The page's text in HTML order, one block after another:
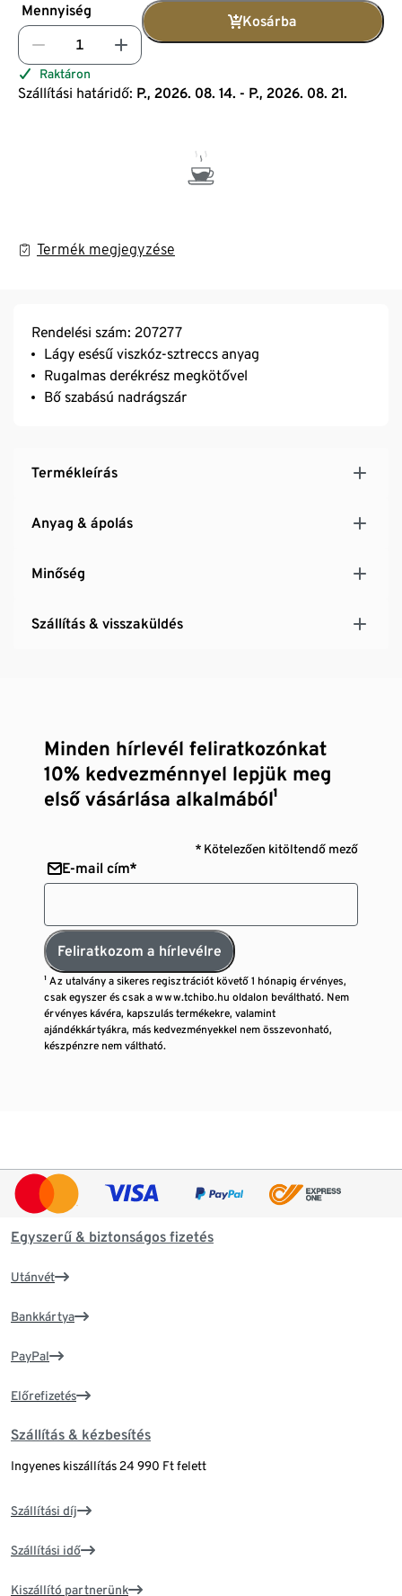
Mennyiség
Kosárba
Raktáron
Szállítási határidő: P., 2026. 08. 14. - P., 2026. 08. 21.
Termék megjegyzése
Rendelési szám: 207277
Lágy esésű viszkóz-sztreccs anyag
Rugalmas derékrész megkötővel
Bő szabású nadrágszár
Termékleírás
Anyag & ápolás
Minőség
Szállítás & visszaküldés
Minden hírlevél feliratkozónkat
10% kedvezménnyel lepjük meg
első vásárlása alkalmából¹
* Kötelezően kitöltendő mező
E-mail cím*
Feliratkozom a hírlevélre
¹ Az utalvány a sikeres regisztrációt követő 1 hónapig érvényes,
csak egyszer és csak a www.tchibo.hu oldalon beváltható. Nem
érvényes kávéra, kapszulás termékekre, valamint
ajándékkártyákra, más kedvezményekkel nem összevonható,
készpénzre nem váltható.
Egyszerű & biztonságos fizetés
Utánvét
Bankkártya
PayPal
Előrefizetés
Szállítás & kézbesítés
Ingyenes kiszállítás 24 990 Ft felett
Szállítási díj
Szállítási idő
Kiszállító partnerünk